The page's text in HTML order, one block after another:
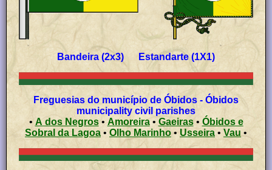
Bandeira (2x3) Estandarte (1X1)
Freguesias do município de Óbidos - Óbidos
municipality civil parishes
• A dos Negros• Amoreira• Gaeiras• Óbidos e
Sobral da Lagoa • Olho Marinho • Usseira • Vau •